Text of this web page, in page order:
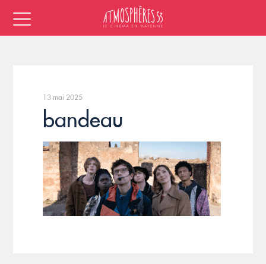
13 mai 2025
bandeau